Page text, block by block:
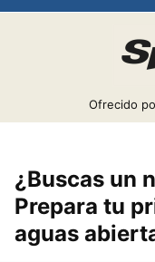
Ofrecido
¿Buscas un
Prepara tu
aguas